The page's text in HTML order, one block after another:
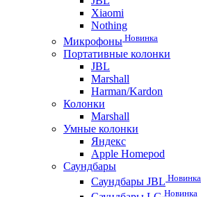
Xiaomi
Nothing
Микрофоны Новинка
Портативные колонки
JBL
Marshall
Harman/Kardon
Колонки
Marshall
Умные колонки
Яндекс
Apple Homepod
Саундбары
Саундбары JBL Новинка
Новинка